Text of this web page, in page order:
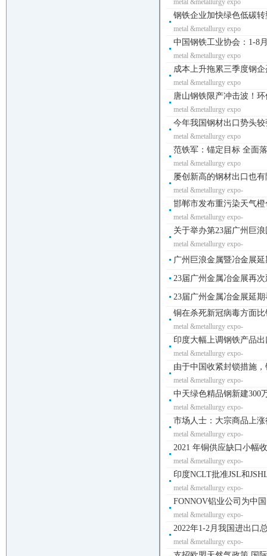
metal &metallurgy expo
钢铁企业加快绿色低碳
metal &metallurgy expo
中国钢铁工业协会：1-8
metal &metallurgy expo
成本上升拖累三季度钢
metal &metallurgy expo
唐山钢铁限产冲击波！
metal &metallurgy expo
今年我国钢材出口势头
metal &metallurgy expo
范铁军：锚定目标 全面
metal &metallurgy expo
屡创新高的钢材出口也
metal &metallurgy expo-
邯郸市发布重污染天气
metal &metallurgy expo-
关于举办第23届广州巨
metal &metallurgy expo-
广州巨浪金属暨冶金展
23届广州金属冶金展再
23届广州金属冶金展延
铜在杀死新冠病毒方面
metal &metallurgy expo-
印度大幅上调钢铁产品
metal &metallurgy expo-
由于中国收紧封锁措施
metal &metallurgy expo-
中天绿色精品钢新建300
metal &metallurgy expo-
市场人士：大宗商品上
metal &metallurgy expo-
2021 年铜供应缺口小幅
metal &metallurgy expo-
印度NCLT批准JSL和
metal &metallurgy expo-
FONNOV铝业公司为中
metal &metallurgy expo-
2022年1-2月我国进出口
metal &metallurgy expo-